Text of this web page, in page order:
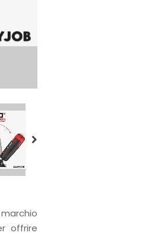
offrire